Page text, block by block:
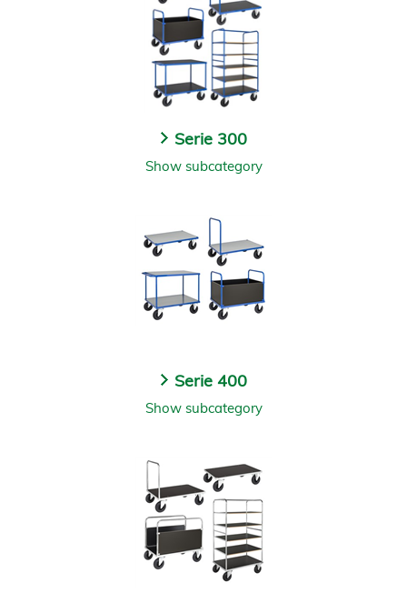
Serie 300
Show subcategory
Serie 400
Show subcategory